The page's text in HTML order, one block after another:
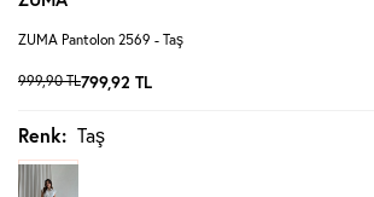
ZUMA Pantolon 2569 - Taş
999,90TL799,92 TL
Renk: Taş